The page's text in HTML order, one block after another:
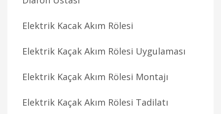
Elektrik Kacak Akım Rölesi
Elektrik Kaçak Akım Rölesi Uygulaması
Elektrik Kaçak Akım Rölesi Montajı
Elektrik Kaçak Akım Rölesi Tadilatı